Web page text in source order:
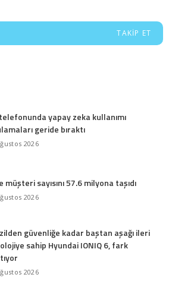
TAKIP ET
yapay zeka kullanımı
geride bıraktı
2026
müşteri sayısını 57.6 milyona taşıdı
2026
güvenliğe kadar baştan aşağı ileri
sahip Hyundai IONIQ 6, fark
2026